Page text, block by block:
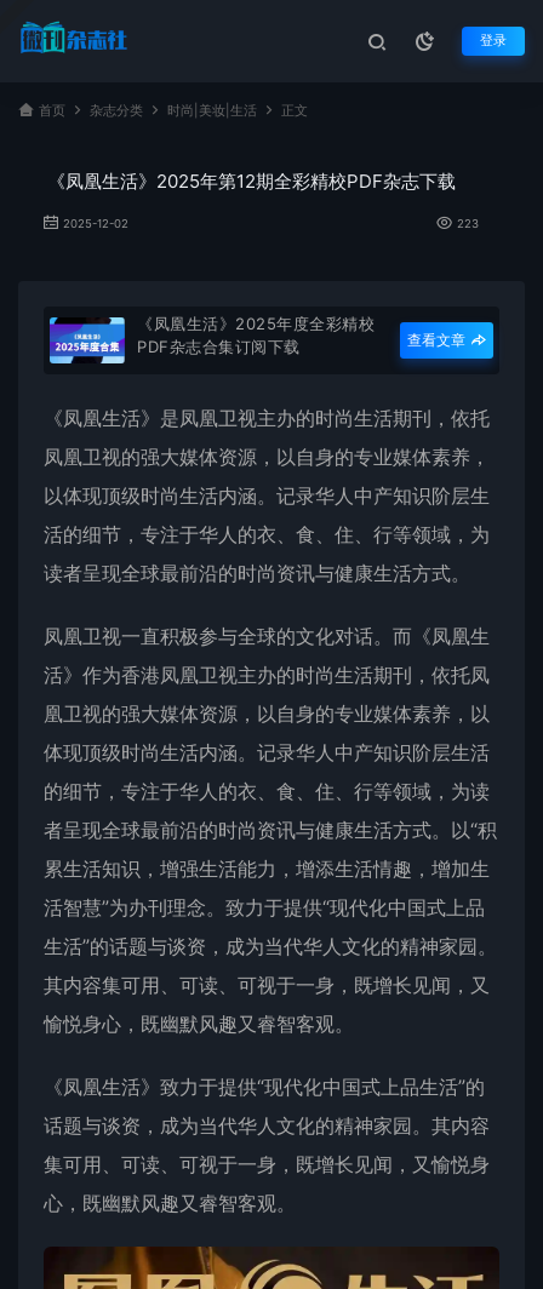
登录
首页 杂志分类 时尚|美妆|生活 正文
《凤凰生活》2025年第12期全彩精校PDF杂志下载
2025-12-02 223
《凤凰生活》2025年度全彩精校
PDF杂志合集订阅下载
查看文章
《凤凰生活》是凤凰卫视主办的时尚生活期刊，依托
凤凰卫视的强大媒体资源，以自身的专业媒体素养，
以体现顶级时尚生活内涵。记录华人中产知识阶层生
活的细节，专注于华人的衣、食、住、行等领域，为
读者呈现全球最前沿的时尚资讯与健康生活方式。
凤凰卫视一直积极参与全球的文化对话。而《凤凰生
活》作为香港凤凰卫视主办的时尚生活期刊，依托凤
凰卫视的强大媒体资源，以自身的专业媒体素养，以
体现顶级时尚生活内涵。记录华人中产知识阶层生活
的细节，专注于华人的衣、食、住、行等领域，为读
者呈现全球最前沿的时尚资讯与健康生活方式。以“积
累生活知识，增强生活能力，增添生活情趣，增加生
活智慧”为办刊理念。致力于提供“现代化中国式上品
生活”的话题与谈资，成为当代华人文化的精神家园。
其内容集可用、可读、可视于一身，既增长见闻，又
愉悦身心，既幽默风趣又睿智客观。
《凤凰生活》致力于提供“现代化中国式上品生活”的
话题与谈资，成为当代华人文化的精神家园。其内容
集可用、可读、可视于一身，既增长见闻，又愉悦身
心，既幽默风趣又睿智客观。